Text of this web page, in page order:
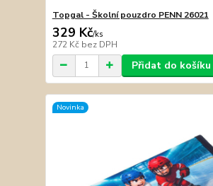
Topgal - Školní pouzdro PENN 26021
329 Kč/ks
272 Kč bez DPH
Přidat do košíku
Novinka